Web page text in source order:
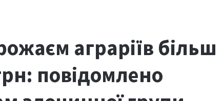
аграріїв більш
повідомлено